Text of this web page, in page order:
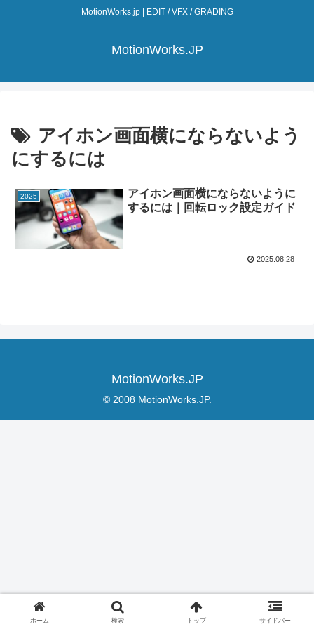
MotionWorks.jp | EDIT / VFX / GRADING
MotionWorks.JP
アイホン画面横にならないよう
にするには
2025
アイホン画面横にならないように
するには｜回転ロック設定ガイド
2025.08.28
MotionWorks.JP
© 2008 MotionWorks.JP.
ホーム 検索 トップ サイドバー